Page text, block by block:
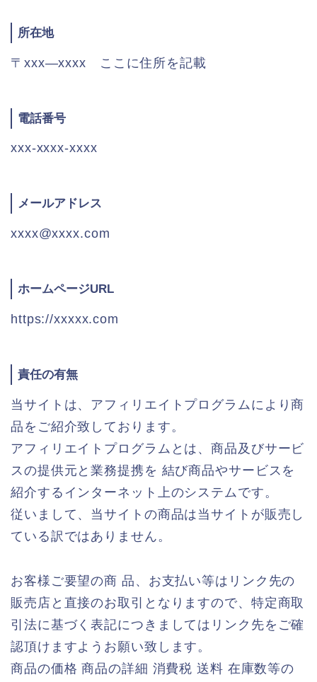
所在地
〒xxx―xxxx ここに住所を記載
電話番号
xxx-xxxx-xxxx
メールアドレス
xxxx@xxxx.com
ホームページURL
https://xxxxx.com
責任の有無
当サイトは、アフィリエイトプログラムにより商
品をご紹介致しております。
アフィリエイトプログラムとは、商品及びサービ
スの提供元と業務提携を 結び商品やサービスを
紹介するインターネット上のシステムです。
従いまして、当サイトの商品は当サイトが販売し
ている訳ではありません。
お客様ご要望の商 品、お支払い等はリンク先の
販売店と直接のお取引となりますので、特定商取
引法に基づく表記につきましてはリンク先をご確
認頂けますようお願い致します。
商品の価格 商品の詳細 消費税 送料 在庫数等の